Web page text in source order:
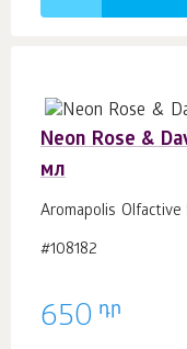
Neon Rose &
мл
Aromapolis Olfactive
#108182
650 դր